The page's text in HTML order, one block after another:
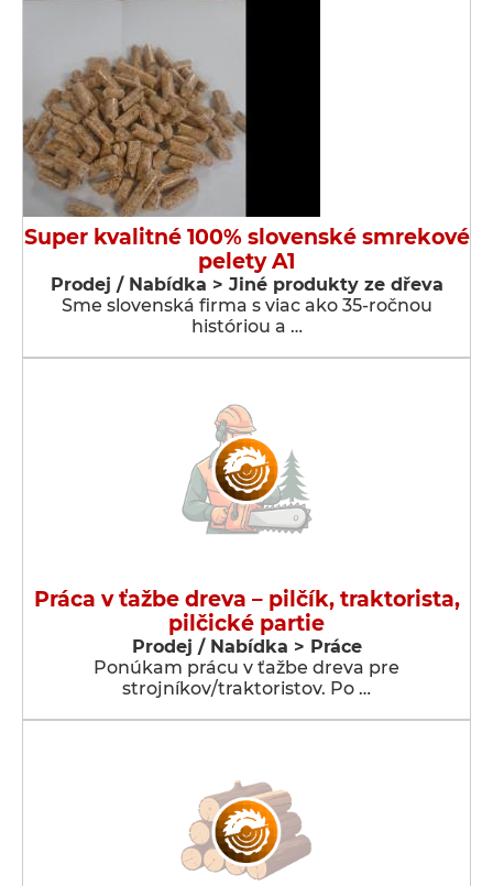
Super kvalitné 100% slovenské smrekové
pelety A1
Prodej / Nabídka > Jiné produkty ze dřeva
Sme slovenská firma s viac ako 35-ročnou
históriou a …
Práca v ťažbe dreva – pilčík, traktorista,
pilčické partie
Prodej / Nabídka > Práce
Ponúkam prácu v ťažbe dreva pre
strojníkov/traktoristov. Po …